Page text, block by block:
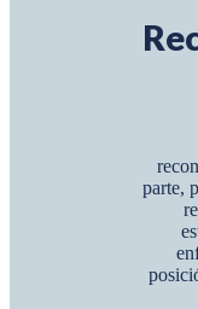
parte,